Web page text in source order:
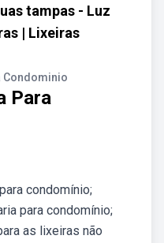
tampas - Luz
| Lixeiras
Condominio
Para
condomínio;
para condomínio;
as lixeiras não